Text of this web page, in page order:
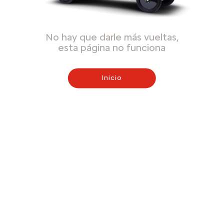
No hay que darle más vueltas,
esta página no funciona
Inicio